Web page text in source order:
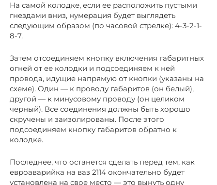
На самой колодке, если ее расположить пустыми
гнездами вниз, нумерация будет выглядеть
следующим образом (по часовой стрелке): 4-3-2-1-
8-7.
Затем отсоединяем кнопку включения габаритных
огней от ее колодки и подсоединяем к ней
провода, идущие напрямую от кнопки (указаны на
схеме). Один — к проводу габаритов (он белый),
другой — к минусовому проводу (он целиком
черный). Все соединения должны быть хорошо
скручены и заизолированы. После этого
подсоединяем кнопку габаритов обратно к
колодке.
Последнее, что останется сделать перед тем, как
евроаварийка на ваз 2114 окончательно будет
установлена на свое место — это вынуть одну